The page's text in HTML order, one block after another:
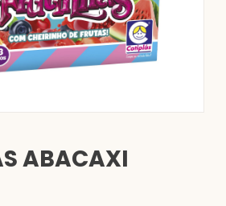
ABACAXI